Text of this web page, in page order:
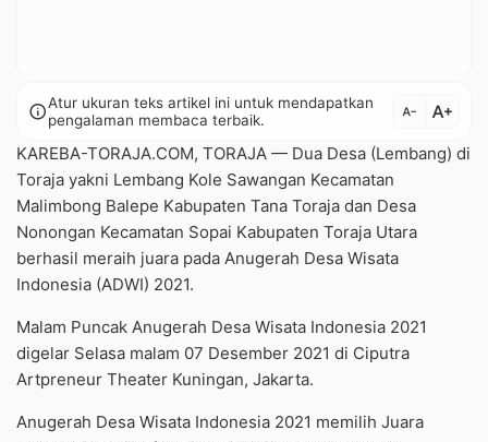
infoAtur ukuran teks artikel ini untuk mendapatkan
pengalaman membaca terbaik.
text_decrease text_increase
KAREBA-TORAJA.COM, TORAJA — Dua Desa (Lembang) di
Toraja yakni Lembang Kole Sawangan Kecamatan
Malimbong Balepe Kabupaten Tana Toraja dan Desa
Nonongan Kecamatan Sopai Kabupaten Toraja Utara
berhasil meraih juara pada Anugerah Desa Wisata
Indonesia (ADWI) 2021.
Malam Puncak Anugerah Desa Wisata Indonesia 2021
digelar Selasa malam 07 Desember 2021 di Ciputra
Artpreneur Theater Kuningan, Jakarta.
Anugerah Desa Wisata Indonesia 2021 memilih Juara